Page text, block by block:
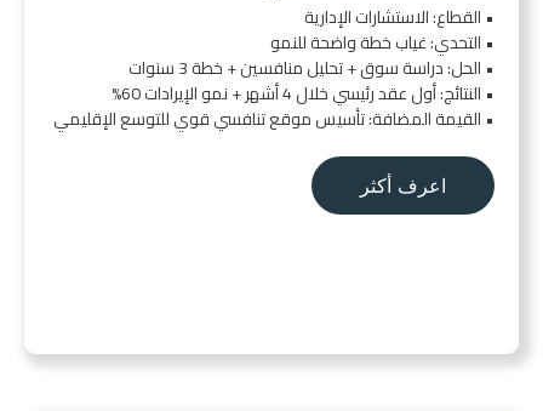
• القطاع: الاستشارات الإدارية
• التحدي: غياب خطة واضحة للنمو
• الحل: دراسة سوق + تحليل منافسين + خطة 3 سنوات
• النتائج: أول عقد رئيسي خلال 4 أشهر + نمو الإيرادات 60%
• القيمة المضافة: تأسيس موقع تنافسي قوي للتوسع الإقليمي
اعرف أكثر